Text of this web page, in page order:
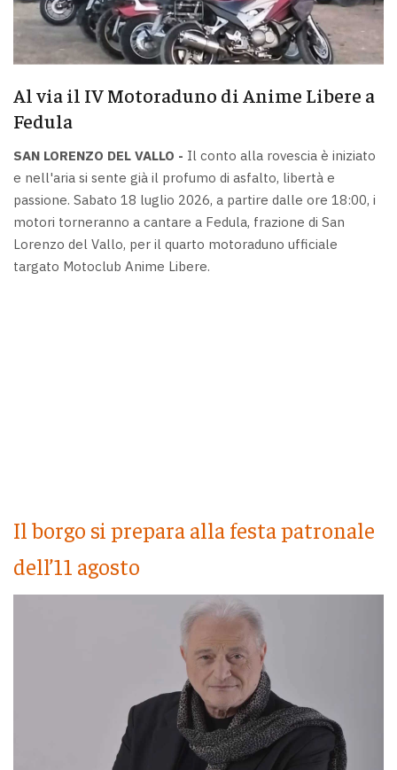
Al via il IV Motoraduno di Anime Libere a
Fedula
SAN LORENZO DEL VALLO - Il conto alla rovescia è iniziato
e nell'aria si sente già il profumo di asfalto, libertà e
passione. Sabato 18 luglio 2026, a partire dalle ore 18:00, i
motori torneranno a cantare a Fedula, frazione di San
Lorenzo del Vallo, per il quarto motoraduno ufficiale
targato Motoclub Anime Libere.
Il borgo si prepara alla festa patronale
dell’11 agosto